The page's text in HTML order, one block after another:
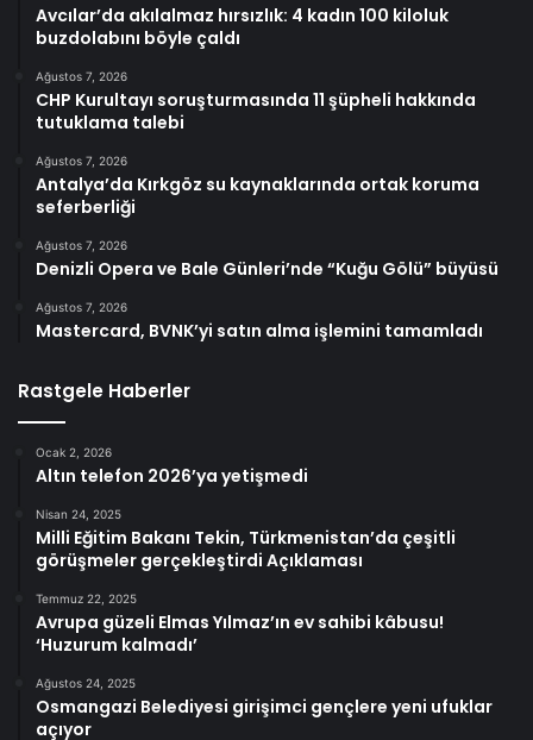
Avcılar’da akılalmaz hırsızlık: 4 kadın 100 kiloluk
buzdolabını böyle çaldı
Ağustos 7, 2026
CHP Kurultayı soruşturmasında 11 şüpheli hakkında
tutuklama talebi
Ağustos 7, 2026
Antalya’da Kırkgöz su kaynaklarında ortak koruma
seferberliği
Ağustos 7, 2026
Denizli Opera ve Bale Günleri’nde “Kuğu Gölü” büyüsü
Ağustos 7, 2026
Mastercard, BVNK’yi satın alma işlemini tamamladı
Rastgele Haberler
Ocak 2, 2026
Altın telefon 2026’ya yetişmedi
Nisan 24, 2025
Milli Eğitim Bakanı Tekin, Türkmenistan’da çeşitli
görüşmeler gerçekleştirdi Açıklaması
Temmuz 22, 2025
Avrupa güzeli Elmas Yılmaz’ın ev sahibi kâbusu!
‘Huzurum kalmadı’
Ağustos 24, 2025
Osmangazi Belediyesi girişimci gençlere yeni ufuklar
açıyor